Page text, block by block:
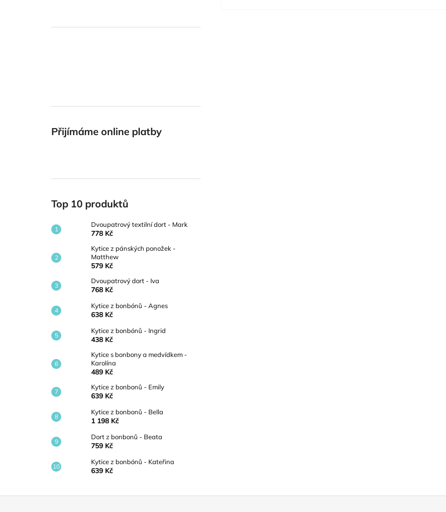
Přijímáme online platby
Top 10 produktů
Dvoupatrový textilní dort - Mark
778 Kč
Kytice z pánských ponožek -
Matthew
579 Kč
Dvoupatrový dort - Iva
768 Kč
Kytice z bonbónů - Agnes
638 Kč
Kytice z bonbónů - Ingrid
438 Kč
Kytice s bonbony a medvídkem -
Karolína
489 Kč
Kytice z bonbonů - Emily
639 Kč
Kytice z bonbonů - Bella
1 198 Kč
Dort z bonbonů - Beata
759 Kč
Kytice z bonbónů - Kateřina
639 Kč